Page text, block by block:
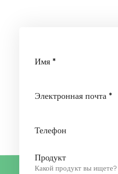
Имя *
Электронная почта *
Телефон
Продукт
Какой продукт вы ищете?